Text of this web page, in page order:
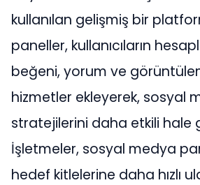
kullanılan gelişmiş bir
paneller, kullanıcıların
beğeni, yorum ve
hizmetler ekleyerek, sosyal
stratejilerini daha etkili hale
İşletmeler, sosyal medya
hedef kitlelerine daha hızlı